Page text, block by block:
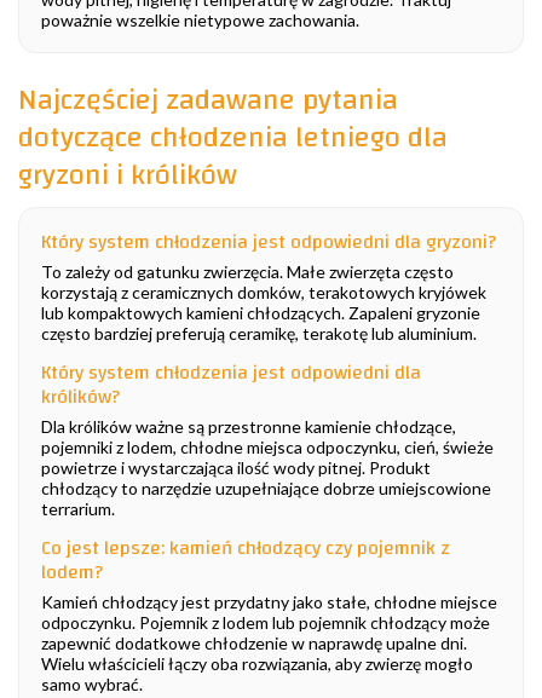
poważnie wszelkie nietypowe zachowania.
Najczęściej zadawane pytania
dotyczące chłodzenia letniego dla
gryzoni i królików
Który system chłodzenia jest odpowiedni dla gryzoni?
To zależy od gatunku zwierzęcia. Małe zwierzęta często
korzystają z ceramicznych domków, terakotowych kryjówek
lub kompaktowych kamieni chłodzących. Zapaleni gryzonie
często bardziej preferują ceramikę, terakotę lub aluminium.
Który system chłodzenia jest odpowiedni dla
królików?
Dla królików ważne są przestronne kamienie chłodzące,
pojemniki z lodem, chłodne miejsca odpoczynku, cień, świeże
powietrze i wystarczająca ilość wody pitnej. Produkt
chłodzący to narzędzie uzupełniające dobrze umiejscowione
terrarium.
Co jest lepsze: kamień chłodzący czy pojemnik z
lodem?
Kamień chłodzący jest przydatny jako stałe, chłodne miejsce
odpoczynku. Pojemnik z lodem lub pojemnik chłodzący może
zapewnić dodatkowe chłodzenie w naprawdę upalne dni.
Wielu właścicieli łączy oba rozwiązania, aby zwierzę mogło
samo wybrać.